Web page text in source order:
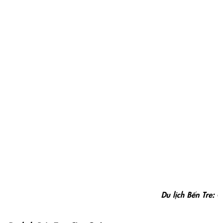
Châu Thành, tỉnh Bến Tre, cách trung tâm thị xã Bến
thưởng thức trái cây thơm ngon và các loại tôm cá.